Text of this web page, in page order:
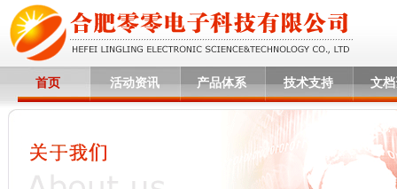
首页 活动资讯 产品体系 技术支持 文